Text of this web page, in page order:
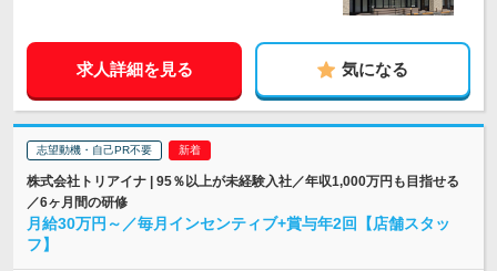
求人詳細を見る 気になる
志望動機・自己PR不要
株式会社トリアイナ | 95％以上が未経験入社／年収1,000万円も目指せる
／6ヶ月間の研修
月給30万円～／毎月インセンティブ+賞与年2回【店舗スタッ
フ】